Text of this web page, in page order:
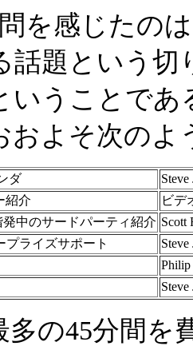
を感じたの
話題という
いうことで
およそ次のよ
ダ
Steve
紹介
ビデ
発中のサードパーティ紹介 Scott
プライズサポート
Steve
Philip
Steve
の45分間を